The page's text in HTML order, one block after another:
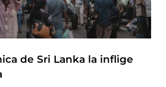
de Sri Lanka la inflige